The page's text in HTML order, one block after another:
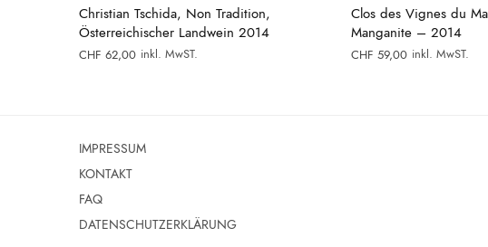
Christian Tschida, Non Tradition,
Österreichischer Landwein 2014
CHF 62,00 inkl. MwST.
Clos des Vignes du
Manganite – 2014
CHF 59,00 inkl. MwST.
IMPRESSUM
KONTAKT
FAQ
DATENSCHUTZERKLÄRUNG